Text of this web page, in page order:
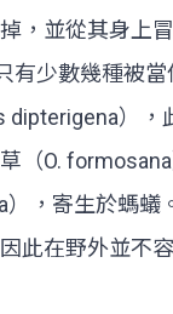
，並從其身上
有少數幾種被
dipterigena）
（O.
），寄生於螞
此在野外並不